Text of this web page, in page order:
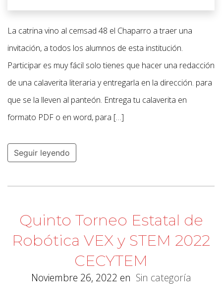
La catrina vino al cemsad 48 el Chaparro a traer una
invitación, a todos los alumnos de esta institución.
Participar es muy fácil solo tienes que hacer una redacción
de una calaverita literaria y entregarla en la dirección. para
que se la lleven al panteón. Entrega tu calaverita en
formato PDF o en word, para […]
Seguir leyendo
Quinto Torneo Estatal de
Robótica VEX y STEM 2022
CECYTEM
Noviembre 26, 2022 en Sin categoría